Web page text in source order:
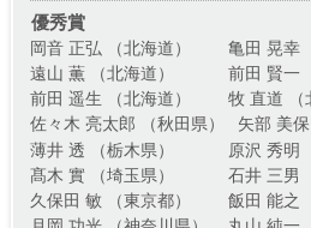
優秀賞
岡音 正弘 （北海道）
亀田 晃幸
遠山 薫 （北海道）
前田 賢一
前田 遥生 （北海道）
牧 直道 （
佐々木 亮太郎 （秋田県）
矢部 美保
薄井 透 （栃木県）
原沢 秀明
髙木 實 （埼玉県）
石井 三男
久保田 敏 （東京都）
飯田 能之